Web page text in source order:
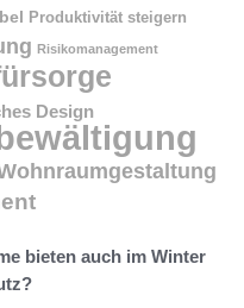
Produktivität steigern
Risikomanagement
Design
bieten auch im Winter